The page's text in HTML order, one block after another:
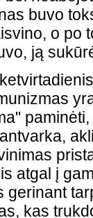
buvo
o po
ją
atgal į
gerinant
kas